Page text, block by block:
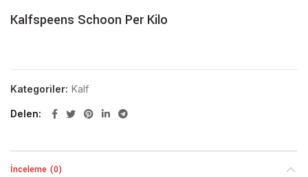
Kalfspeens Schoon Per Kilo
Kategoriler: Kalf
Delen
İnceleme (0)